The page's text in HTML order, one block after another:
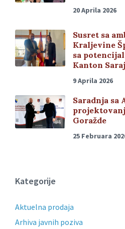
20 Aprila 2026
Susret sa
Kraljevine
sa
Kanton
9 Aprila 2026
Saradnja sa
Goražde
25 Februara
Kategorije
Aktuelna prodaja
Arhiva javnih poziva